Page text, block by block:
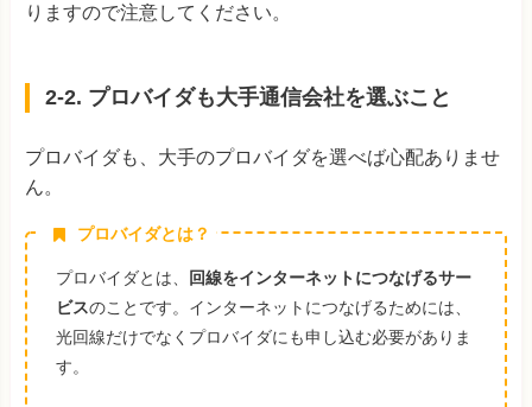
りますので注意してください。
2-2. プロバイダも大手通信会社を選ぶこと
プロバイダも、大手のプロバイダを選べば心配ありませ
ん。
プロバイダとは？
プロバイダとは、
回線をインターネットにつなげるサー
ビスのことです。 インターネットにつなげるためには、
光回線だけでなくプロバイダにも申し込む必要がありま
す。